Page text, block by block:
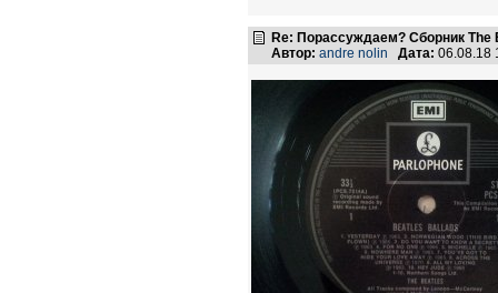
Re: Порассуждаем? Сборник The
Автор: andre nolin Дата: